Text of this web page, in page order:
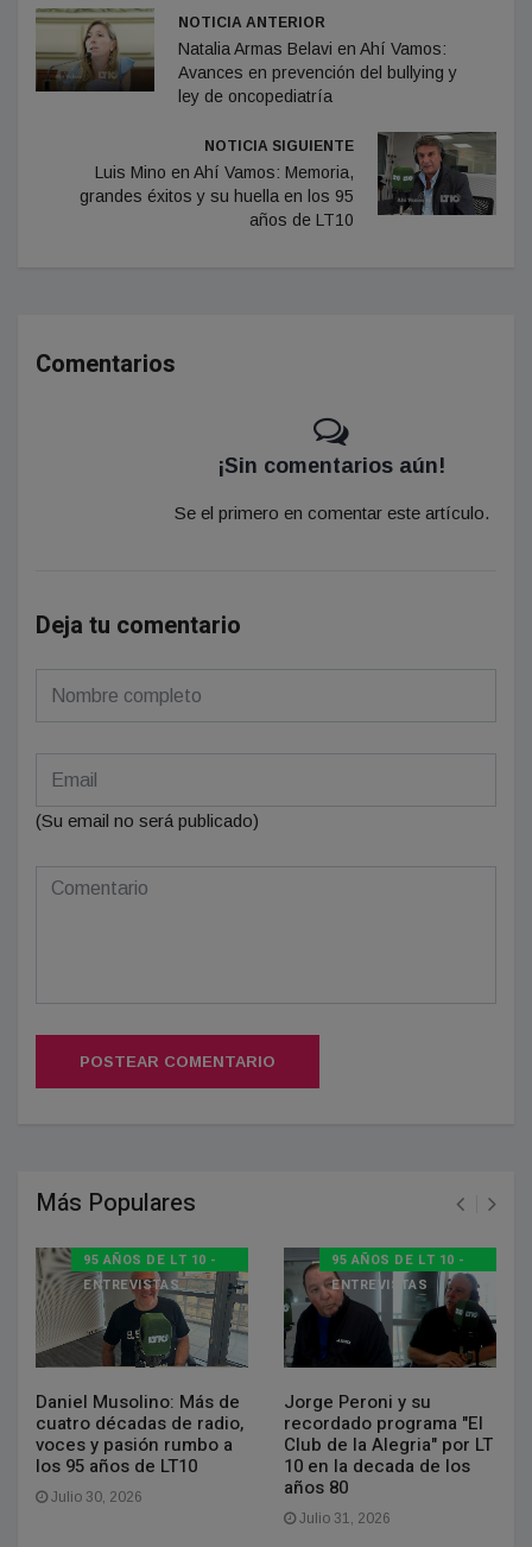
NOTICIA ANTERIOR
Natalia Armas Belavi en Ahí Vamos:
Avances en prevención del bullying y
ley de oncopediatría
NOTICIA SIGUIENTE
Luis Mino en Ahí Vamos: Memoria,
grandes éxitos y su huella en los 95
años de LT10
Comentarios
¡Sin comentarios aún!
Se el primero en comentar este artículo.
Deja tu comentario
(Su email no será publicado)
POSTEAR COMENTARIO
Más Populares
95 AÑOS DE LT 10 -
ENTREVISTAS
Daniel Musolino: Más de
cuatro décadas de radio,
voces y pasión rumbo a
los 95 años de LT10
Julio 30, 2026
95 AÑOS DE LT 10 -
ENTREVISTAS
Jorge Peroni y su
recordado programa "El
Club de la Alegria" por LT
10 en la decada de los
años 80
Julio 31, 2026